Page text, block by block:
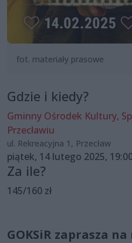
fot. materiały prasowe
Gdzie i kiedy?
Gminny Ośrodek Kultury,
Przecławiu
ul. Rekreacyjna 1, Przecław
piątek, 14 lutego 2025,
Za ile?
145/160 zł
GOKSiR zaprasza